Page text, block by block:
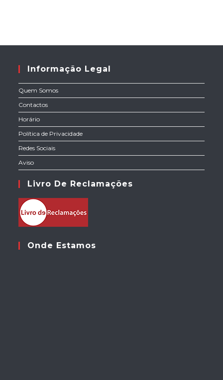
Informação Legal
Quem Somos
Contactos
Horário
Política de Privacidade
Redes Sociais
Aviso
Livro De Reclamações
Onde Estamos